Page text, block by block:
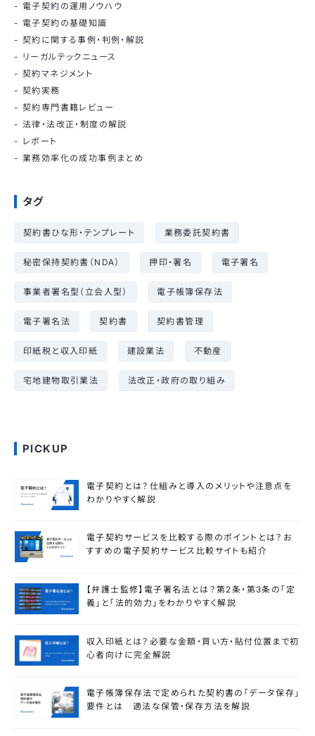
電子契約の運用ノウハウ
電子契約の基礎知識
契約に関する事例・判例・解説
リーガルテックニュース
契約マネジメント
契約実務
契約専門書籍レビュー
法律・法改正・制度の解説
レポート
業務効率化の成功事例まとめ
タグ
契約書ひな形・テンプレート 業務委託契約書
秘密保持契約書（NDA） 押印・署名 電子署名
事業者署名型（立会人型） 電子帳簿保存法
電子署名法 契約書 契約書管理
印紙税と収入印紙 建設業法 不動産
宅地建物取引業法 法改正・政府の取り組み
PICKUP
電子契約とは？仕組みと導入のメリットや注意点を
わかりやすく解説
電子契約サービスを比較する際のポイントとは？お
すすめの電子契約サービス比較サイトも紹介
【弁護士監修】電子署名法とは？第2条・第3条の「定
義」と「法的効力」をわかりやすく解説
収入印紙とは？必要な金額・買い方・貼付位置まで初
心者向けに完全解説
電子帳簿保存法で定められた契約書の「データ保存」
要件とは 適法な保管・保存方法を解説